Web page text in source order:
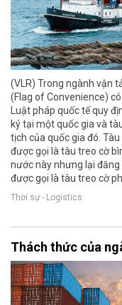
(VLR) Trong ngành vận
(Flag of Convenience)
Luật pháp quốc tế quy
ký tại một quốc gia và
tịch của quốc gia đó.
được gọi là tàu treo cờ
nước này nhưng lại
được gọi là tàu treo cờ
Thời sự - Logistics
Thách thức của